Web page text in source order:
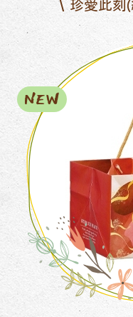
珍愛此刻
NEW